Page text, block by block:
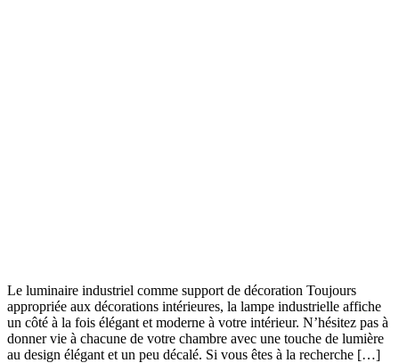
Le luminaire industriel comme support de décoration Toujours
appropriée aux décorations intérieures, la lampe industrielle affiche
un côté à la fois élégant et moderne à votre intérieur. N’hésitez pas à
donner vie à chacune de votre chambre avec une touche de lumière
au design élégant et un peu décalé. Si vous êtes à la recherche […]